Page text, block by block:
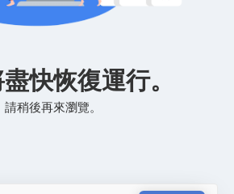
快恢復運行。
請稍後再來瀏覽。